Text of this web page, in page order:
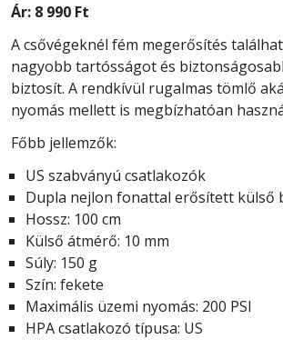
Ár: 8 990 Ft
A csővégeknél fém megerősítés
nagyobb tartósságot és
biztosít. A rendkívül rugalmas tömlő
nyomás mellett is megbízhatóan
Főbb jellemzők:
US szabványú csatlakozók
Dupla nejlon fonattal erősített külső
Hossz: 100 cm
Külső átmérő: 10 mm
Súly: 150 g
Szín: fekete
Maximális üzemi nyomás: 200 PSI
HPA csatlakozó típusa: US